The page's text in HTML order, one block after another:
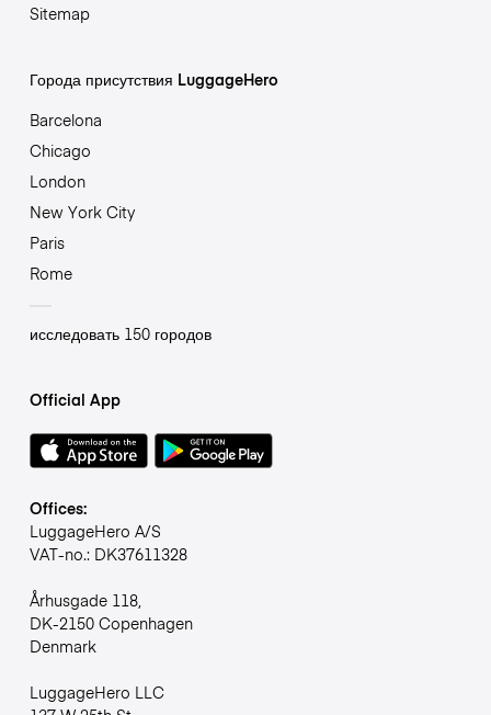
Sitemap
Города присутствия LuggageHero
Barcelona
Chicago
London
New York City
Paris
Rome
исследовать 150 городов
Official App
Offices:
LuggageHero A/S
VAT-no.: DK37611328
Århusgade 118,
DK-2150 Copenhagen
Denmark
LuggageHero LLC